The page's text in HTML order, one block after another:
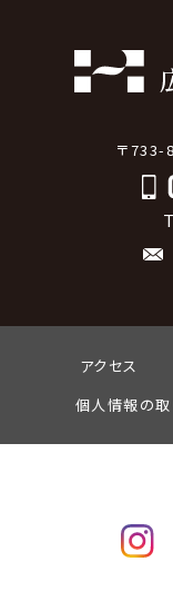
〒733-
アクセス
個人情報の取